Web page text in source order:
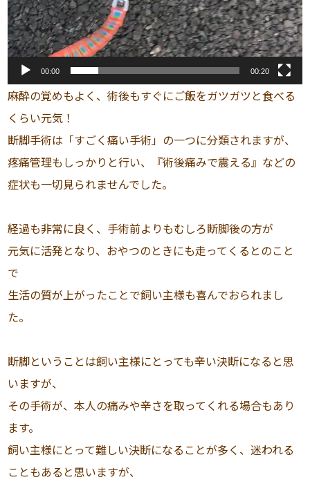
00:00 00:20
麻酔の覚めもよく、術後もすぐにご飯をガツガツと食べる
くらい元気！
断脚手術は「すごく痛い手術」の一つに分類されますが、
疼痛管理もしっかりと行い、『術後痛みで震える』などの
症状も一切見られませんでした。
経過も非常に良く、手術前よりもむしろ断脚後の方が
元気に活発となり、おやつのときにも走ってくるとのこと
で
生活の質が上がったことで飼い主様も喜んでおられまし
た。
断脚ということは飼い主様にとっても辛い決断になると思
いますが、
その手術が、本人の痛みや辛さを取ってくれる場合もあり
ます。
飼い主様にとって難しい決断になることが多く、迷われる
こともあると思いますが、